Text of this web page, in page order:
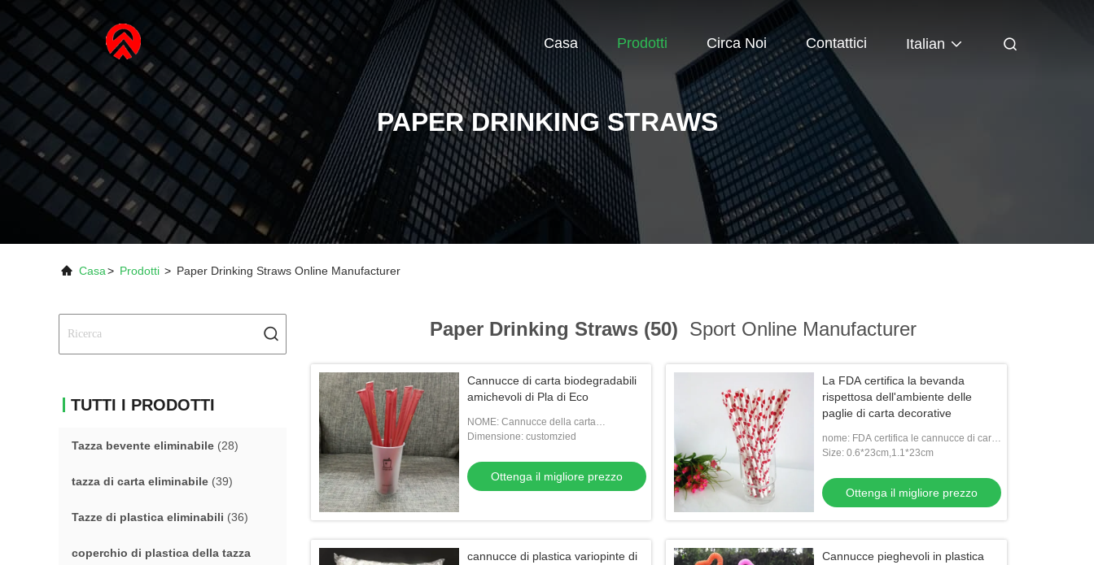
Casa Prodotti Circa Noi Contattici Italian
PAPER DRINKING STRAWS
Casa> Prodotti > Paper Drinking Straws Online Manufacturer
TUTTI I PRODOTTI
Tazza bevente eliminabile (28)
tazza di carta eliminabile (39)
Tazze di plastica eliminabili (36)
coperchio di plastica della tazza
Paper Drinking Straws (50) Sport Online Manufacturer
Cannucce di carta biodegradabili
amichevoli di Pla di Eco
NOME: Cannucce della carta
biodegradabile bianca amichevole di
Dimensione: customzied
Ottenga il migliore prezzo
La FDA certifica la bevanda
rispettosa dell'ambiente delle
paglie di carta decorative
nome: FDA certifica le cannucce di carta
ecologiche
Size: 0.6*23cm,1.1*23cm
Ottenga il migliore prezzo
cannucce di plastica variopinte di
Cannucce pieghevoli in plastica